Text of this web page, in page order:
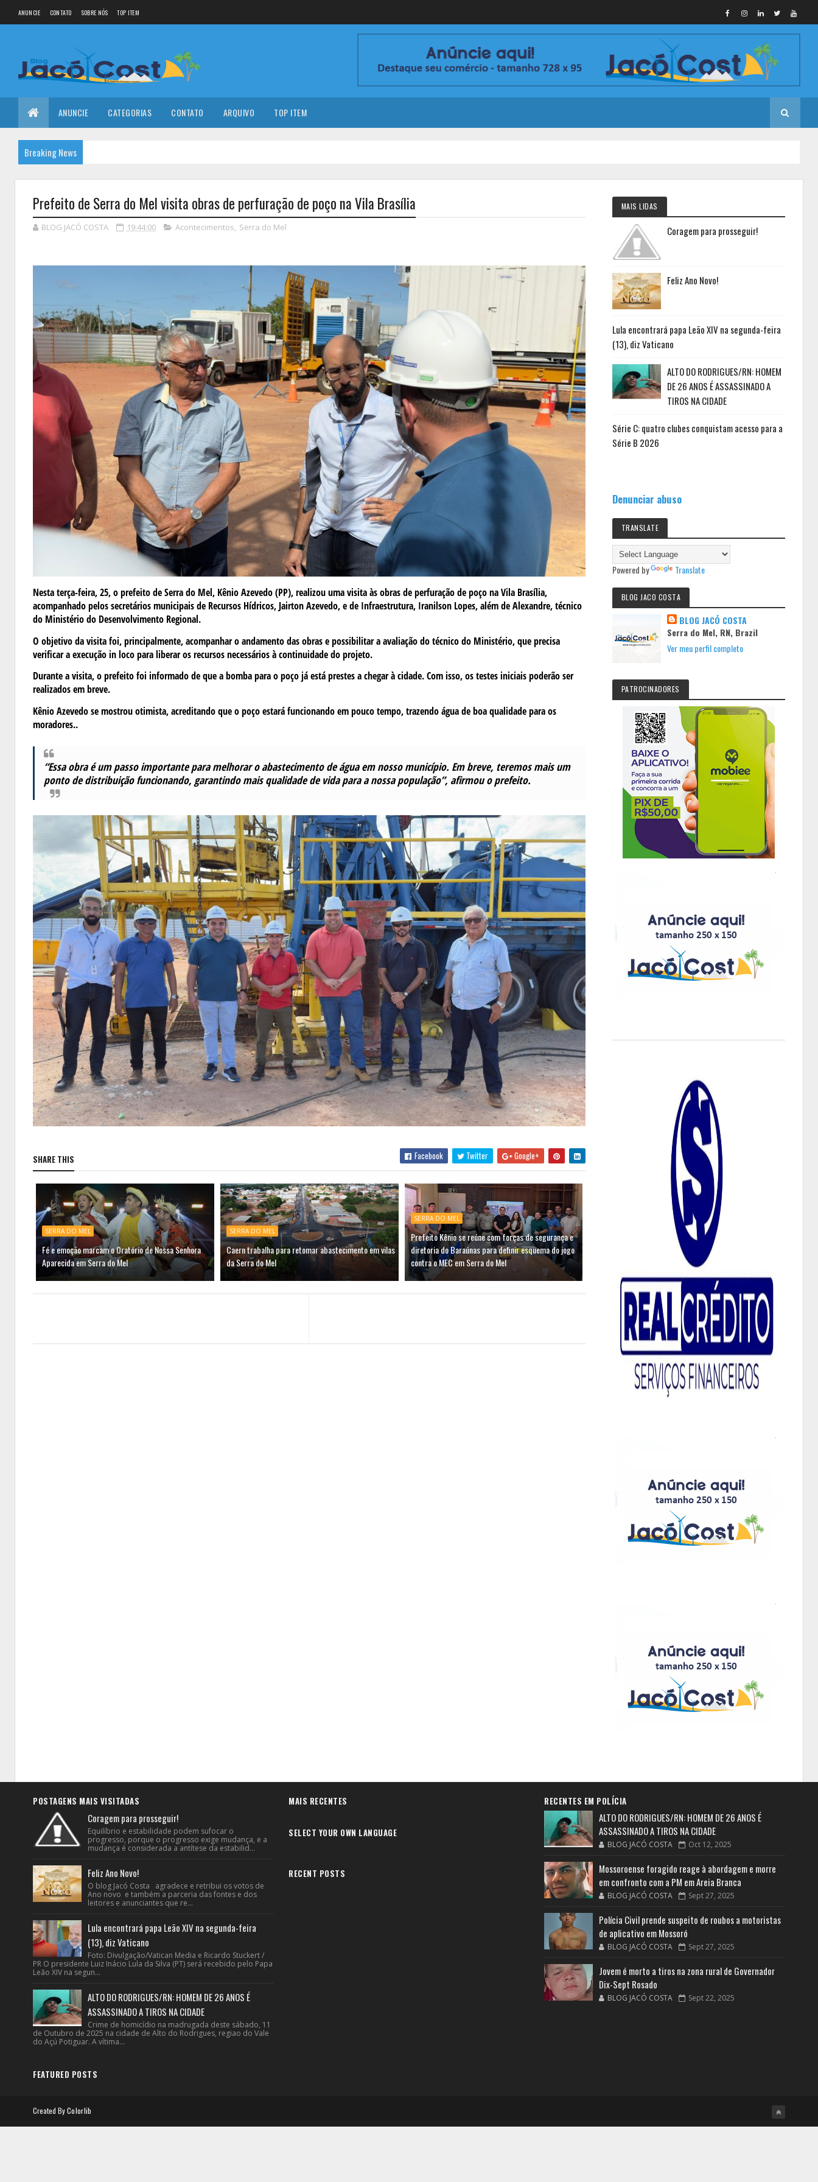
ANUNCIE CONTATO SOBRE NÓS TOP ITEM
ANUNCIE CATEGORIAS CONTATO ARQUIVO TOP ITEM
Breaking News
Prefeito de Serra do Mel visita obras de perfuração de poço na Vila Brasília
BLOG JACÓ COSTA 19:44:00 Acontecimentos, Serra do Mel
Nesta terça-feira, 25, o prefeito de Serra do Mel, Kênio Azevedo (PP), realizou uma visita às obras de perfuração de poço na Vila Brasília,
acompanhado pelos secretários municipais de Recursos Hídricos, Jairton Azevedo, e de Infraestrutura, Iranilson Lopes, além de Alexandre, técnico
do Ministério do Desenvolvimento Regional.
O objetivo da visita foi, principalmente, acompanhar o andamento das obras e possibilitar a avaliação do técnico do Ministério, que precisa
verificar a execução in loco para liberar os recursos necessários à continuidade do projeto.
Durante a visita, o prefeito foi informado de que a bomba para o poço já está prestes a chegar à cidade. Com isso, os testes iniciais poderão ser
realizados em breve.
Kênio Azevedo se mostrou otimista, acreditando que o poço estará funcionando em pouco tempo, trazendo água de boa qualidade para os
moradores..
“Essa obra é um passo importante para melhorar o abastecimento de água em nosso município. Em breve, teremos mais um
ponto de distribuição funcionando, garantindo mais qualidade de vida para a nossa população”, afirmou o prefeito.
SHARE THIS Facebook Twitter Google+
SERRA DO MEL
Fé e emoção marcam o Oratório de Nossa Senhora
Aparecida em Serra do Mel
SERRA DO MEL
Caern trabalha para retomar abastecimento em vilas
da Serra do Mel
SERRA DO MEL
Prefeito Kênio se reúne com forças de segurança e
diretoria do Baraúnas para definir esquema do jogo
contra o MEC em Serra do Mel
MAIS LIDAS
Coragem para prosseguir!
Feliz Ano Novo!
Lula encontrará papa Leão XIV na segunda-feira
(13), diz Vaticano
ALTO DO RODRIGUES/RN: HOMEM
DE 26 ANOS É ASSASSINADO A
TIROS NA CIDADE
Série C: quatro clubes conquistam acesso para a
Série B 2026
Denunciar abuso
TRANSLATE
Powered by Translate
BLOG JACO COSTA
BLOG JACÓ COSTA
Serra do Mel, RN, Brazil
Ver meu perfil completo
PATROCINADORES
POSTAGENS MAIS VISITADAS
Coragem para prosseguir!
Equilíbrio e estabilidade podem sufocar o
progresso, porque o progresso exige mudança, e a
mudança é considerada a antítese da estabilid...
Feliz Ano Novo!
O blog Jacó Costa agradece e retribui os votos de
Ano novo e também a parceria das fontes e dos
leitores e anunciantes que re...
Lula encontrará papa Leão XIV na segunda-feira
(13), diz Vaticano
Foto: Divulgação/Vatican Media e Ricardo Stuckert /
PR O presidente Luiz Inácio Lula da Silva (PT) será recebido pelo Papa
Leão XIV na segun...
ALTO DO RODRIGUES/RN: HOMEM DE 26 ANOS É
ASSASSINADO A TIROS NA CIDADE
Crime de homicídio na madrugada deste sábado, 11
de Outubro de 2025 na cidade de Alto do Rodrigues, regiao do Vale
do Açú Potiguar. A vítima...
FEATURED POSTS
MAIS RECENTES
SELECT YOUR OWN LANGUAGE
RECENT POSTS
RECENTES EM POLÍCIA
ALTO DO RODRIGUES/RN: HOMEM DE 26 ANOS É
ASSASSINADO A TIROS NA CIDADE
BLOG JACÓ COSTA Oct 12, 2025
Mossoroense foragido reage à abordagem e morre
em confronto com a PM em Areia Branca
BLOG JACÓ COSTA Sept 27, 2025
Polícia Civil prende suspeito de roubos a motoristas
de aplicativo em Mossoró
BLOG JACÓ COSTA Sept 27, 2025
Jovem é morto a tiros na zona rural de Governador
Dix-Sept Rosado
BLOG JACÓ COSTA Sept 22, 2025
Created ByColorlib